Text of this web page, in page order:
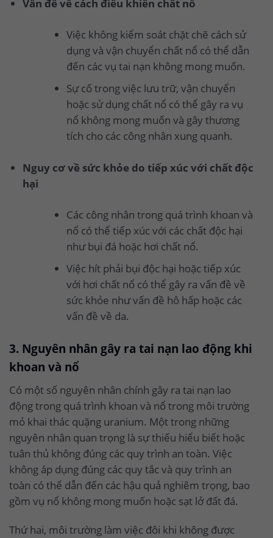
Vấn đề về cách điều khiển chất nổ
Việc không kiểm soát chặt chẽ cách sử
dụng và vận chuyển chất nổ có thể dẫn
đến các vụ tai nạn không mong muốn.
Sự cố trong việc lưu trữ, vận chuyển
hoặc sử dụng chất nổ có thể gây ra vụ
nổ không mong muốn và gây thương
tích cho các công nhân xung quanh.
Nguy cơ về sức khỏe do tiếp xúc với chất độc
hại
Các công nhân trong quá trình khoan và
nổ có thể tiếp xúc với các chất độc hại
như bụi đá hoặc hơi chất nổ.
Việc hít phải bụi độc hại hoặc tiếp xúc
với hơi chất nổ có thể gây ra vấn đề về
sức khỏe như vấn đề hô hấp hoặc các
vấn đề về da.
3. Nguyên nhân gây ra tai nạn lao động khi
khoan và nổ
Có một số nguyên nhân chính gây ra tai nạn lao
động trong quá trình khoan và nổ trong môi trường
mỏ khai thác quặng uranium. Một trong những
nguyên nhân quan trọng là sự thiếu hiểu biết hoặc
tuân thủ không đúng các quy trình an toàn. Việc
không áp dụng đúng các quy tắc và quy trình an
toàn có thể dẫn đến các hậu quả nghiêm trọng, bao
gồm vụ nổ không mong muốn hoặc sạt lở đất đá.
Thứ hai, môi trường làm việc đôi khi không được